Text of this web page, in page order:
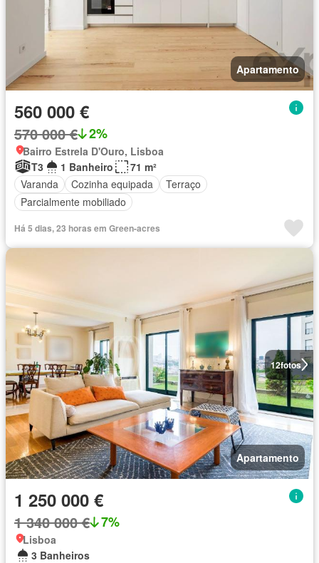
Apartamento
560 000 €
570 000 € 2%
Bairro Estrela D'Ouro, Lisboa
T3
1 Banheiro
71 m²
Varanda
Cozinha equipada
Terraço
Parcialmente mobiliado
Há 5 dias, 23 horas em Green-acres
12fotos
Apartamento
1 250 000 €
1 340 000 € 7%
Lisboa
3 Banheiros